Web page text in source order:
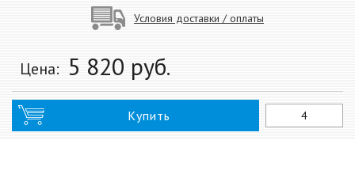
Условия доставки / оплаты
Цена: 5 820 руб.
Купить